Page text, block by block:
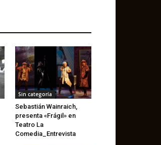
Sin categoría
Sebastián Wainraich,
presenta «Frágil» en
Teatro La
Comedia_Entrevista